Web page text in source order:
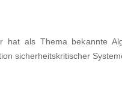
hat als Thema bekannte
sicherheitskritischer